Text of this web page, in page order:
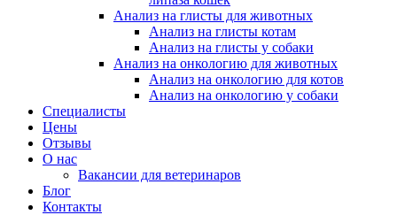
Анализ на глисты для животных
Анализ на глисты котам
Анализ на глисты у собаки
Анализ на онкологию для животных
Анализ на онкологию для котов
Анализ на онкологию у собаки
Специалисты
Цены
Отзывы
О нас
Вакансии для ветеринаров
Блог
Контакты